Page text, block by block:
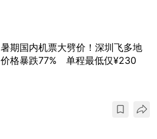
暑期国内机票大劈价！深圳飞多地
价格暴跌77% 单程最低仅¥230